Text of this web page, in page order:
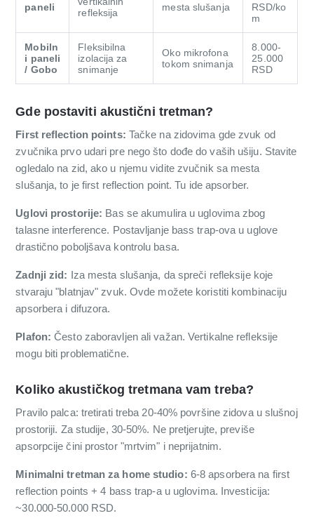
paneli
refleksija
mesta slušanja
RSD/ko
m
Mobiln
i paneli
/ Gobo
Fleksibilna
izolacija za
snimanje
Oko mikrofona
tokom snimanja
8.000-
25.000
RSD
Gde postaviti akustični tretman?
First reflection points: Tačke na zidovima gde zvuk od
zvučnika prvo udari pre nego što dođe do vaših ušiju. Stavite
ogledalo na zid, ako u njemu vidite zvučnik sa mesta
slušanja, to je first reflection point. Tu ide apsorber.
Uglovi prostorije: Bas se akumulira u uglovima zbog
talasne interference. Postavljanje bass trap-ova u uglove
drastično poboljšava kontrolu basa.
Zadnji zid: Iza mesta slušanja, da spreči refleksije koje
stvaraju "blatnjav" zvuk. Ovde možete koristiti kombinaciju
apsorbera i difuzora.
Plafon: Često zaboravljen ali važan. Vertikalne refleksije
mogu biti problematične.
Koliko akustičkog tretmana vam treba?
Pravilo palca: tretirati treba 20-40% površine zidova u slušnoj
prostoriji. Za studije, 30-50%. Ne pretjerujte, previše
apsorpcije čini prostor "mrtvim" i neprijatnim.
Minimalni tretman za home studio: 6-8 apsorbera na first
reflection points + 4 bass trap-a u uglovima. Investicija:
~30.000-50.000 RSD.